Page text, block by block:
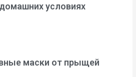
условиях
маски от прыщей